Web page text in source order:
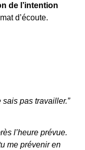
de l’intention
d’écoute.
sais pas travailler.”
l’heure prévue.
me prévenir en